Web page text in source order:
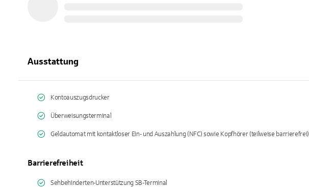
Ausstattung
Kontoauszugsdrucker
Überweisungsterminal
Geldautomat mit kontaktloser Ein- und Auszahlung (NFC) sowie Kopfhörer (teilweise barrierefrei)
Barrierefreiheit
Sehbehinderten-Unterstützung SB-Terminal